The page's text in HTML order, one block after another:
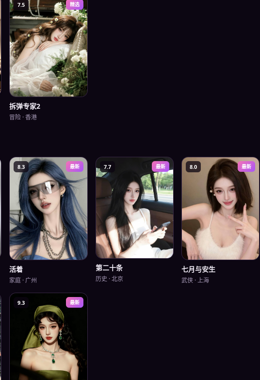
7.5 精选
拆弹专家2
冒险 ·香港
8.3 最新
活着
家庭 · 广州
7.7 最新
第二十条
历史·北京
8.0 最新
七月与安生
武侠·上海
9.3 最新